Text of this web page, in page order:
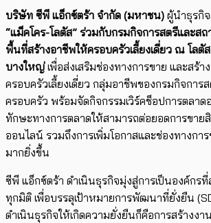
บริษัท ซีพี แอ็กซ์ตร้า จำกัด (มหาชน) ผู้นำธุรกิ
“แม็คโคร-โลตัส” ร่วมกับกรมกิจการสตรีและสถ
พื้นที่สร้างอาชีพให้ครอบครัวเลี้ยงเดี่ยว ณ โลตั
บางใหญ่เพื่อส่งเสริมช่องทางการขาย และสร้า
ครอบครัวเลี้ยงเดี่ยว กลุ่มอาชีพของกรมกิจการ
ครอบครัว พร้อมจัดกิจกรรมเวิร์คช็อปการตลา
ทักษะทางการตลาดให้สามารถต่อยอดการขาย
ออนไลน์ รวมถึงการเพิ่มโอกาสและช่องทางกา
มากยิ่งขึ้น
ซีพี แอ็กซ์ตร้า ดำเนินธุรกิจมุ่งสู่การเป็นองค์กร
ทุกมิติ เพื่อบรรลุเป้าหมายการพัฒนาที่ยั่งยืน
ดำเนินธุรกิจให้เกิดความยั่งยืนก็คือการสร้างง